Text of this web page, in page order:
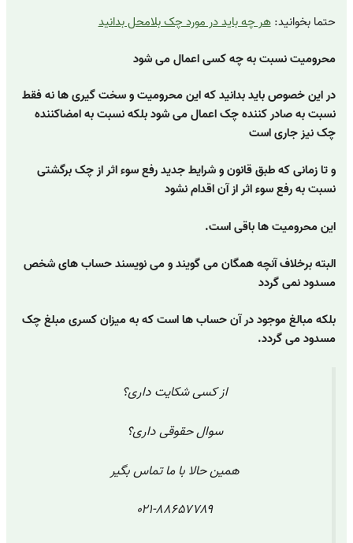
حتما بخوانید:هر چه باید در مورد چک بلامحل بدانید
محرومیت نسبت به چه کسی اعمال می شود
در این خصوص باید بدانید که این محرومیت و سخت گیری ها نه فقط
نسبت به صادر کننده چک اعمال می شود بلکه نسبت به امضاکننده
چک نیز جاری است
و تا زمانی که طبق قانون و شرایط جدید رفع سوء اثر از چک برگشتی
نسبت به رفع سوء اثر از آن اقدام نشود
این محرومیت ها باقی است.
البته برخلاف آنچه همگان می گویند و می نویسند حساب های شخص
مسدود نمی گردد
بلکه مبالغ موجود در آن حساب ها است که به میزان کسری مبلغ چک
مسدود می گردد.
از کسی شکایت داری؟
سوال حقوقی داری؟
همین حالا با ما تماس بگیر
۰۲۱-۸۸۶۵۷۷۸۹